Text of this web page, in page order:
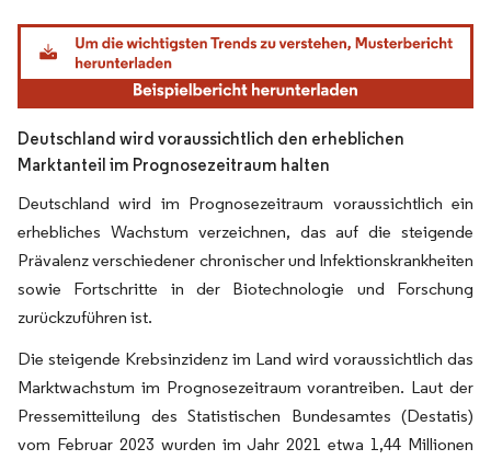
Bild © Mordor Intelligence. Wiederverwendung erfordert Namensnennung gemäß
Deutschland wird voraussichtlich den erheblichen
Marktanteil im Prognosezeitraum halten
Deutschland wird im Prognosezeitraum voraussichtlich ein
erhebliches Wachstum verzeichnen, das auf die steigende
Prävalenz verschiedener chronischer und Infektionskrankheiten
sowie Fortschritte in der Biotechnologie und Forschung
zurückzuführen ist.
Die steigende Krebsinzidenz im Land wird voraussichtlich das
Marktwachstum im Prognosezeitraum vorantreiben. Laut der
Pressemitteilung des Statistischen Bundesamtes (Destatis)
vom Februar 2023 wurden im Jahr 2021 etwa 1,44 Millionen